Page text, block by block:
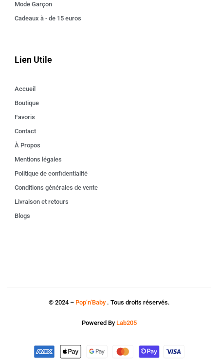
Mode Garçon
Cadeaux à - de 15 euros
Lien Utile
Accueil
Boutique
Favoris
Contact
À Propos
Mentions légales
Politique de confidentialité
Conditions générales de vente
Livraison et retours
Blogs
© 2024 – Pop’n’Baby. Tous droits réservés.
Powered By Lab205